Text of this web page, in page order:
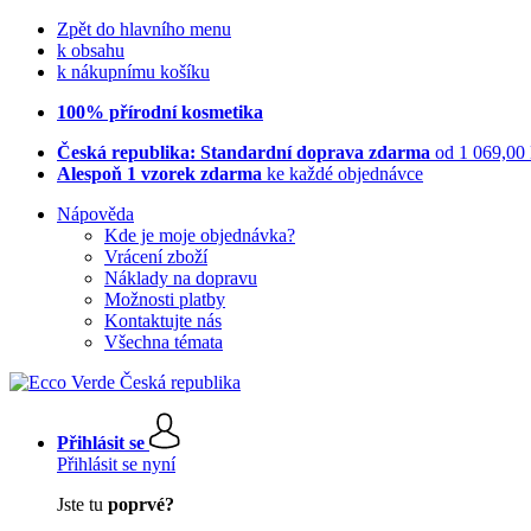
Zpět do hlavního menu
k obsahu
k nákupnímu košíku
100% přírodní kosmetika
Česká republika: Standardní doprava zdarma od 1 069,00
Alespoň 1 vzorek zdarma ke každé objednávce
Nápověda
Kde je moje objednávka?
Vrácení zboží
Náklady na dopravu
Možnosti platby
Kontaktujte nás
Všechna témata
Přihlásit se
Přihlásit se nyní
Jste tu poprvé?